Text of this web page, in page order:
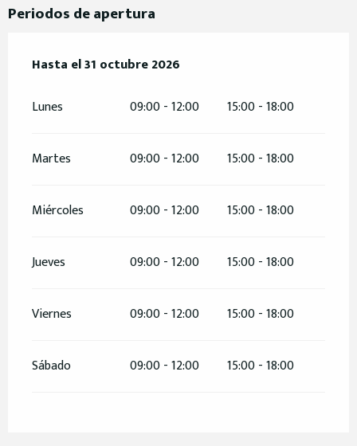
Periodos de apertura
Del1 abril 2026al31 octubre 2026
Hasta el31 octubre 2026
Lunes
09:00 - 12:00 15:00 - 18:00
Martes 09:00 - 12:00 15:00 - 18:00
Miércoles 09:00 - 12:00 15:00 - 18:00
Jueves 09:00 - 12:00 15:00 - 18:00
Viernes 09:00 - 12:00 15:00 - 18:00
Sábado 09:00 - 12:00 15:00 - 18:00